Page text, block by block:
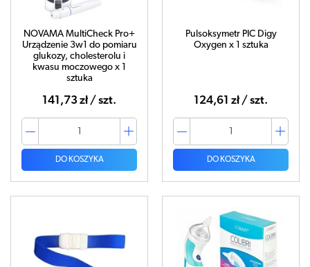
NOVAMA MultiCheck Pro+
Urządzenie 3w1 do pomiaru
glukozy, cholesterolu i
kwasu moczowego x 1
sztuka
141,73 zł / szt.
DO KOSZYKA
Pulsoksymetr PIC Digy
Oxygen x 1 sztuka
124,61 zł / szt.
DO KOSZYKA